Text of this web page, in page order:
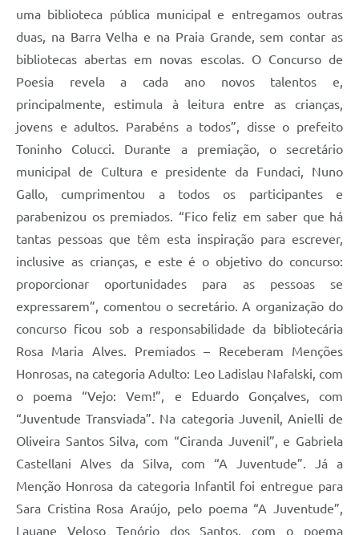
uma biblioteca pública municipal e entregamos outras
duas, na Barra Velha e na Praia Grande, sem contar as
bibliotecas abertas em novas escolas. O Concurso de
Poesia revela a cada ano novos talentos e,
principalmente, estimula à leitura entre as crianças,
jovens e adultos. Parabéns a todos”, disse o prefeito
Toninho Colucci. Durante a premiação, o secretário
municipal de Cultura e presidente da Fundaci, Nuno
Gallo, cumprimentou a todos os participantes e
parabenizou os premiados. “Fico feliz em saber que há
tantas pessoas que têm esta inspiração para escrever,
inclusive as crianças, e este é o objetivo do concurso:
proporcionar oportunidades para as pessoas se
expressarem”, comentou o secretário. A organização do
concurso ficou sob a responsabilidade da bibliotecária
Rosa Maria Alves. Premiados – Receberam Menções
Honrosas, na categoria Adulto: Leo Ladislau Nafalski, com
o poema “Vejo: Vem!”, e Eduardo Gonçalves, com
“Juventude Transviada”. Na categoria Juvenil, Anielli de
Oliveira Santos Silva, com “Ciranda Juvenil”, e Gabriela
Castellani Alves da Silva, com “A Juventude”. Já a
Menção Honrosa da categoria Infantil foi entregue para
Sara Cristina Rosa Araújo, pelo poema “A Juventude”,
Lauane Veloso Tenório dos Santos, com o poema